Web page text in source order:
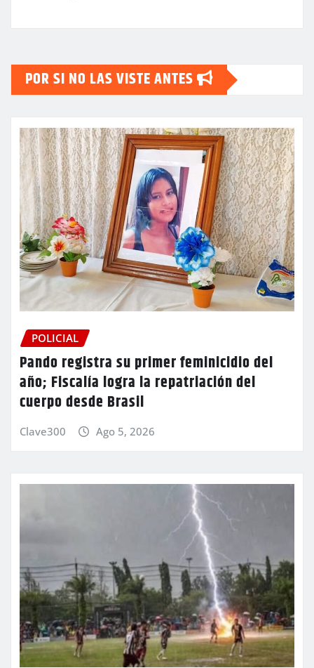
POR SI NO LAS VISTE ANTES
POLICIAL
Pando registra su primer feminicidio del
año; Fiscalía logra la repatriación del
cuerpo desde Brasil
Clave300 Ago 5, 2026